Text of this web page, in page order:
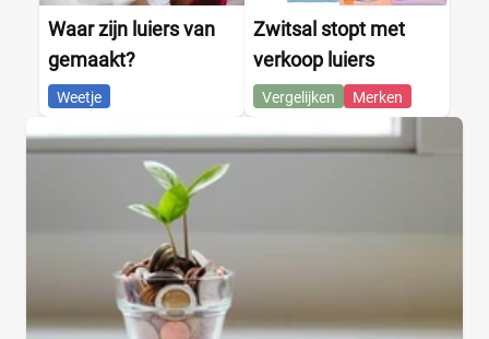
Waar zijn luiers van
gemaakt?
Weetje
Zwitsal stopt met
verkoop luiers
Vergelijken Merken